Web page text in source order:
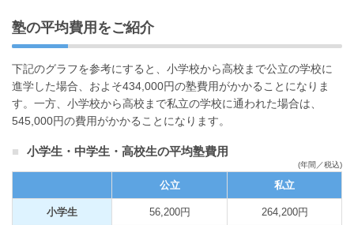
塾の平均費用をご紹介
下記のグラフを参考にすると、小学校から高校まで公立の学校に
進学した場合、およそ434,000円の塾費用がかかることになりま
す。一方、小学校から高校まで私立の学校に通われた場合は、
545,000円の費用がかかることになります。
小学生・中学生・高校生の平均塾費用
(年間／税込)
公立 私立
小学生 56,200円 264,200円